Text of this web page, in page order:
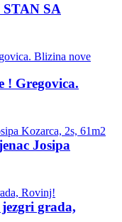
SA
! Gregovica.
Josipa
grada,